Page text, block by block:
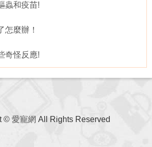
蟲和疫苗!
怎麼辦！
奇怪反應!
© 愛寵網 All Rights Reserved